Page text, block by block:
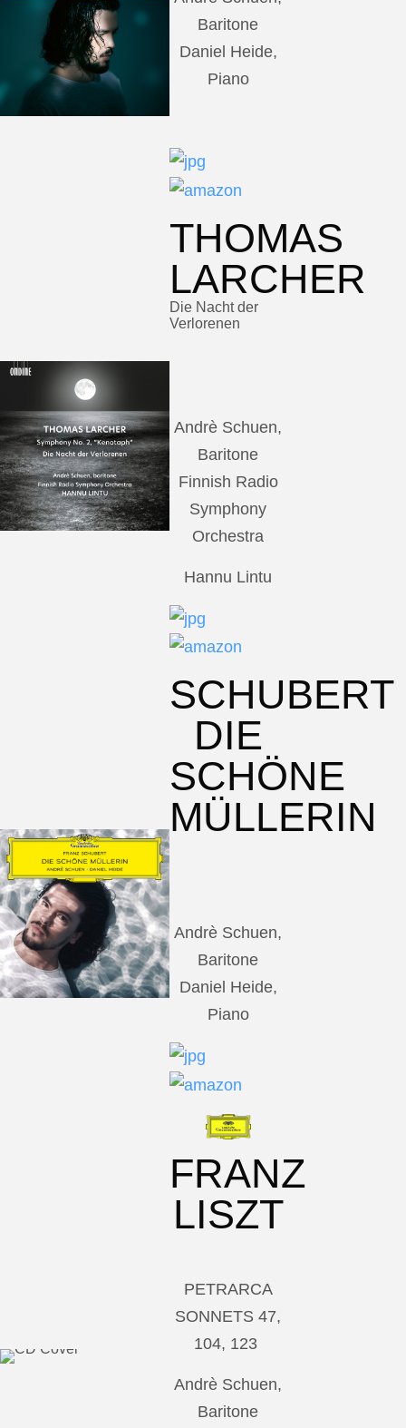
Baritone
Daniel Heide,
Piano
THOMAS
LARCHER
Die Nacht der
Verlorenen
Andrè Schuen,
Baritone
Finnish Radio
Symphony
Orchestra
Hannu Lintu
SCHUBERT
DIE
SCHÖNE
MÜLLERIN
Andrè Schuen,
Baritone
Daniel Heide,
Piano
FRANZ
LISZT
PETRARCA
SONNETS 47,
104, 123
Andrè Schuen,
Baritone